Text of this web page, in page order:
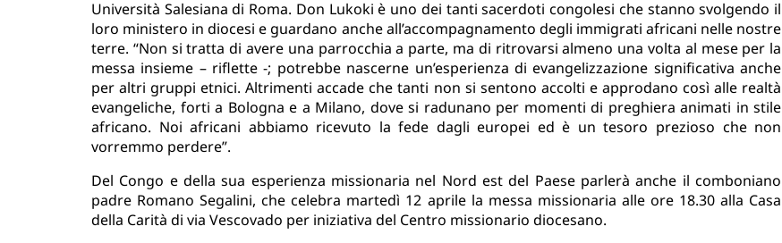
Università Salesiana di Roma. Don Lukoki è uno dei tanti sacerdoti congolesi che stanno svolgendo il
loro ministero in diocesi e guardano anche all’accompagnamento degli immigrati africani nelle nostre
terre. “Non si tratta di avere una parrocchia a parte, ma di ritrovarsi almeno una volta al mese per la
messa insieme – riflette -; potrebbe nascerne un’esperienza di evangelizzazione significativa anche
per altri gruppi etnici. Altrimenti accade che tanti non si sentono accolti e approdano così alle realtà
evangeliche, forti a Bologna e a Milano, dove si radunano per momenti di preghiera animati in stile
africano. Noi africani abbiamo ricevuto la fede dagli europei ed è un tesoro prezioso che non
vorremmo perdere”.
Del Congo e della sua esperienza missionaria nel Nord est del Paese parlerà anche il comboniano
padre Romano Segalini, che celebra martedì 12 aprile la messa missionaria alle ore 18.30 alla Casa
della Carità di via Vescovado per iniziativa del Centro missionario diocesano.